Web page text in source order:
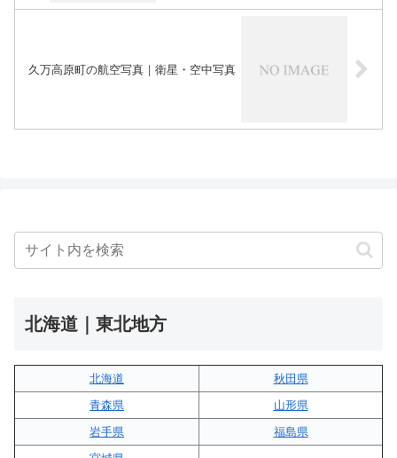
久万高原町の航空写真｜衛星・空中写真
北海道｜東北地方
北海道
秋田県
青森県
山形県
岩手県
福島県